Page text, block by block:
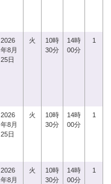
2026
年8月
25日
火
10時
30分
14時
00分
1
2026
年8月
25日
火
10時
30分
14時
00分
1
2026
年8月
火
10時
30分
14時
00分
1